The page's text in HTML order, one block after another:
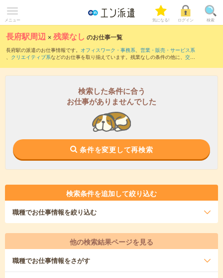
メニュー 気になる! ログイン 検索
長府駅周辺 ×残業なし のお仕事一覧
長府駅の派遣のお仕事情報です。 オフィスワーク・事務系、 営業・販売・サービス系
、 クリエイティブ系などのお仕事を取り揃えています。残業なしの条件の他に、 交通
検索した条件に合う
お仕事がありませんでした
条件を変更して再検索
検索条件を追加して絞り込む
職種でお仕事情報を絞り込む
他の検索結果ページを見る
職種でお仕事情報をさがす